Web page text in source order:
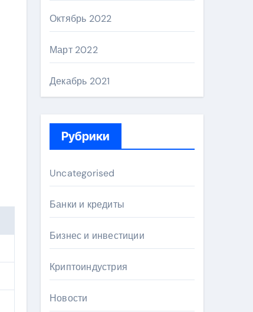
Октябрь 2022
Март 2022
Декабрь 2021
Рубрики
Uncategorised
Банки и кредиты
Бизнес и инвестиции
Криптоиндустрия
Новости